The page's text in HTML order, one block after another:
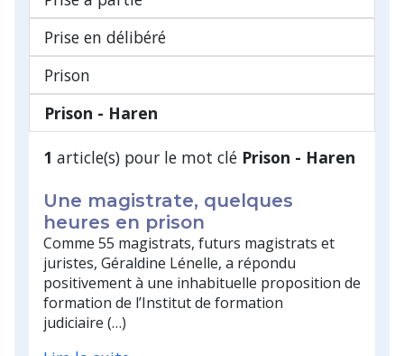
Prise en délibéré
Prison
Prison - Haren
1 article(s) pour le mot clé Prison - Haren
Une magistrate, quelques
heures en prison
Comme 55 magistrats, futurs magistrats et
juristes, Géraldine Lénelle, a répondu
positivement à une inhabituelle proposition de
formation de l’Institut de formation
judiciaire (…)